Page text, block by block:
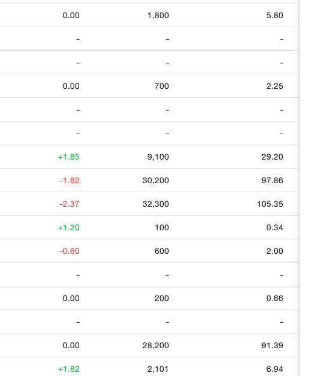
0.00 1,800
5.80
- -
-
- -
-
0.00 700
2.25
- -
-
- -
-
+1.85 9,100
29.20
-1.82 30,200
97.86
-2.37 32,300
105.35
+1.20 100
0.34
-0.60 600
2.00
- -
-
0.00 200
0.66
- -
-
0.00 28,200
91.39
+1.82 2,101 6.94